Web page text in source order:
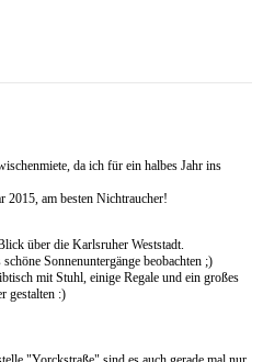
da ich für ein halbes Jahr ins
2015, am besten Nichtraucher!
über die Karlsruher Weststadt.
Sonnenuntergänge beobachten ;)
mit Stuhl, einige Regale und ein großes
gestalten :)